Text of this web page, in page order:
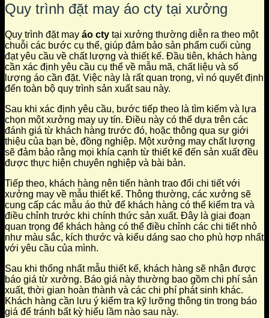
Quy trình đặt may áo cty tại xưởng
Quy trình đặt may áo cty tại xưởng thường diễn ra theo một
chuỗi các bước cụ thể, giúp đảm bảo sản phẩm cuối cùng
đạt yêu cầu về chất lượng và thiết kế. Đầu tiên, khách hàng
cần xác định yêu cầu cụ thể về mẫu mã, chất liệu và số
lượng áo cần đặt. Việc này là rất quan trọng, vì nó quyết định
đến toàn bộ quy trình sản xuất sau này.
Sau khi xác định yêu cầu, bước tiếp theo là tìm kiếm và lựa
chọn một xưởng may uy tín. Điều này có thể dựa trên các
đánh giá từ khách hàng trước đó, hoặc thông qua sự giới
thiệu của bạn bè, đồng nghiệp. Một xưởng may chất lượng
sẽ đảm bảo rằng mọi khía cạnh từ thiết kế đến sản xuất đều
được thực hiện chuyên nghiệp và bài bản.
Tiếp theo, khách hàng nên tiến hành trao đổi chi tiết với
xưởng may về mẫu thiết kế. Thông thường, các xưởng sẽ
cung cấp các mẫu áo thử để khách hàng có thể kiểm tra và
điều chỉnh trước khi chính thức sản xuất. Đây là giai đoạn
quan trọng để khách hàng có thể điều chỉnh các chi tiết nhỏ
như màu sắc, kích thước và kiểu dáng sao cho phù hợp nhất
với yêu cầu của mình.
Sau khi thống nhất mẫu thiết kế, khách hàng sẽ nhận được
báo giá từ xưởng. Báo giá này thường bao gồm chi phí sản
xuất, thời gian hoàn thành và các chi phí phát sinh khác.
Khách hàng cần lưu ý kiểm tra kỹ lưỡng thông tin trong báo
giá để tránh bất kỳ hiểu lầm nào sau này.